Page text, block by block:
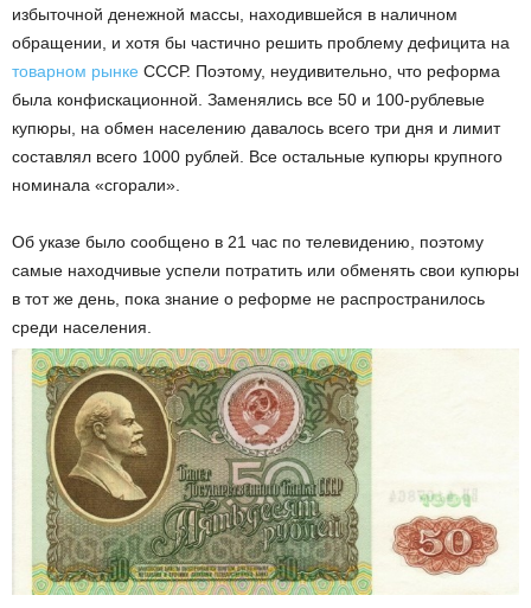
избыточной денежной массы, находившейся в наличном
обращении, и хотя бы частично решить проблему дефицита на
товарном рынке СССР. Поэтому, неудивительно, что реформа
была конфискационной. Заменялись все 50 и 100-рублевые
купюры, на обмен населению давалось всего три дня и лимит
составлял всего 1000 рублей. Все остальные купюры крупного
номинала «сгорали».
Об указе было сообщено в 21 час по телевидению, поэтому
самые находчивые успели потратить или обменять свои купюры
в тот же день, пока знание о реформе не распространилось
среди населения.